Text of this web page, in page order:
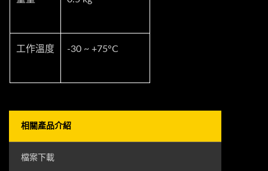
工作溫度 -30 ~ +75°C
相關產品介紹
檔案下載